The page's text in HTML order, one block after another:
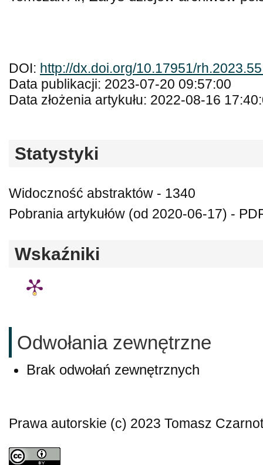
DOI: http://dx.doi.org/10.17951/
Data publikacji: 2023-07-20 09:57:00
Data złożenia artykułu: 2022-08-16
Statystyki
Widoczność abstraktów - 1340
Pobrania artykułów (od 2020-06-17) -
Wskaźniki
Odwołania zewnętrzne
Brak odwołań zewnętrznych
Prawa autorskie (c) 2023 Tomasz